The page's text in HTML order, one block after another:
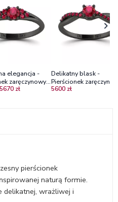
elegancja -
zaręczynowy
czarne
5670 zł
Delikatny blask -
Pierścionek
czarnego złota z
5600 zł
pierścionek
naturą formie.
delikatnej, wrażliwej i